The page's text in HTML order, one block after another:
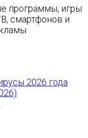
программы, игры
смартфонов и
2026 года